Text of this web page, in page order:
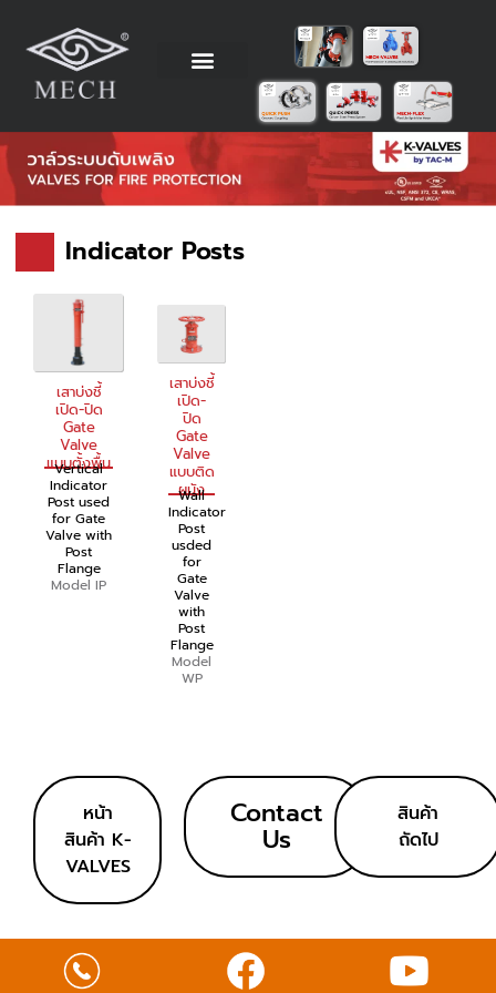
content
Indicator Posts
เสาบ่งชี้
เปิด-ปิด
Gate
Valve
แบบตั้งพื้น
Vertical
Indicator
Post used
for Gate
Valve with
Post
Flange
Model IP
เสาบ่งชี้
เปิด-
ปิด
Gate
Valve
แบบติด
ผนัง
Wall
Indicator
Post
usded
for
Gate
Valve
with
Post
Flange
Model
WP
หน้า
สินค้า K-
VALVES
Contact
Us
สินค้า
ถัดไป